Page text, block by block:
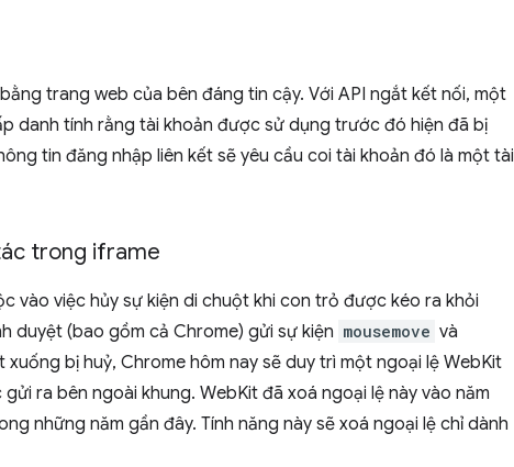
trang web của bên đáng tin cậy. Với API ngắt kết nối, một
danh tính rằng tài khoản được sử dụng trước đó hiện đã bị
tin đăng nhập liên kết sẽ yêu cầu coi tài khoản đó là một tài
trong iframe
vào việc hủy sự kiện di chuột khi con trỏ được kéo ra khỏi
duyệt (bao gồm cả Chrome) gửi sự kiện mousemove và
xuống bị huỷ, Chrome hôm nay sẽ duy trì một ngoại lệ WebKit
ra bên ngoài khung. WebKit đã xoá ngoại lệ này vào năm
những năm gần đây. Tính năng này sẽ xoá ngoại lệ chỉ dành